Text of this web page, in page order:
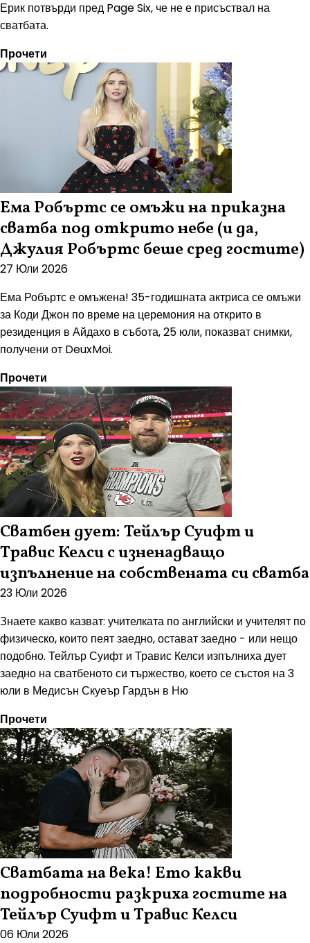
Ерик потвърди пред Page Six, че не е присъствал на
сватбата.
Прочети
Ема Робъртс се омъжи на приказна
сватба под открито небе (и да,
Джулия Робъртс беше сред гостите)
27 Юли 2026
Ема Робъртс е омъжена! 35-годишната актриса се омъжи
за Коди Джон по време на церемония на открито в
резиденция в Айдахо в събота, 25 юли, показват снимки,
получени от DeuxMoi.
Прочети
Сватбен дует: Тейлър Суифт и
Травис Келси с изненадващо
изпълнение на собствената си сватба
23 Юли 2026
Знаете какво казват: учителката по английски и учителят по
физическо, които пеят заедно, остават заедно - или нещо
подобно. Тейлър Суифт и Травис Келси изпълниха дует
заедно на сватбеното си тържество, което се състоя на 3
юли в Медисън Скуеър Гардън в Ню
Прочети
Сватбата на века! Ето какви
подробности разкриха гостите на
Тейлър Суифт и Травис Келси
06 Юли 2026